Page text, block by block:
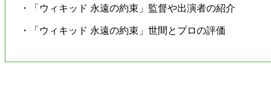
・「ウィキッド 永遠の約束」監督や出演者の紹介
・「ウィキッド 永遠の約束」世間とプロの評価